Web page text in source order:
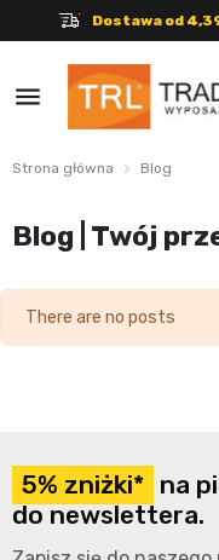
Dostawa od
menu
Strona główna Blog
Blog | Twój
There are no posts
5% zniżki* na
do newslettera.